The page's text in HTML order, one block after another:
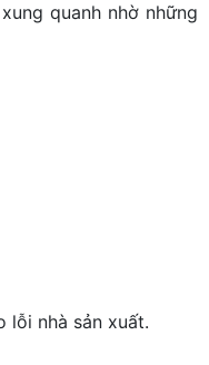
quanh nhờ những
lỗi nhà sản xuất.